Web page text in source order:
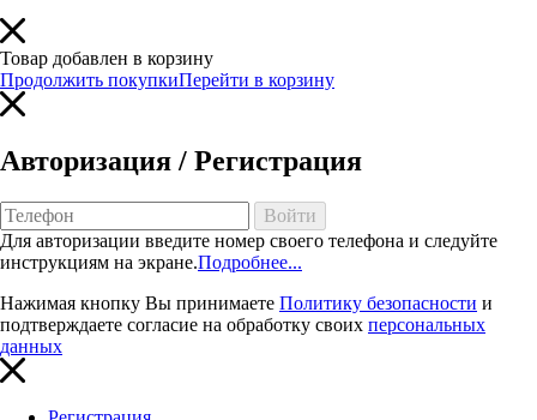
Товар добавлен в корзину
Продолжить покупкиПерейти в корзину
Авторизация / Регистрация
Войти
Для авторизации введите номер своего телефона и следуйте
инструкциям на экране.Подробнее...
Нажимая кнопку Вы принимаете Политику безопасности и
подтверждаете согласие на обработку своих персональных
данных